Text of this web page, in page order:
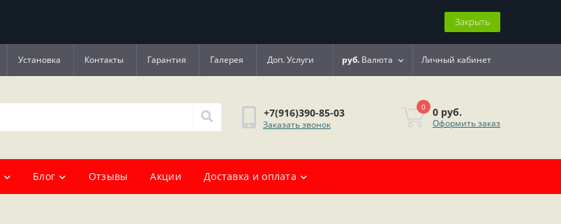
Закрыть
Установка Контакты Гарантия Галерея Доп. Услуги руб. Валюта Личный кабинет
+7(916)390-85-03
Заказать звонок
0 0 руб.
Оформить заказ
Блог Отзывы Акции Доставка и оплата